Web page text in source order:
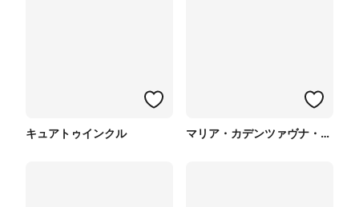
キュアトゥインクル マリア・カデンツァヴナ・イヴ